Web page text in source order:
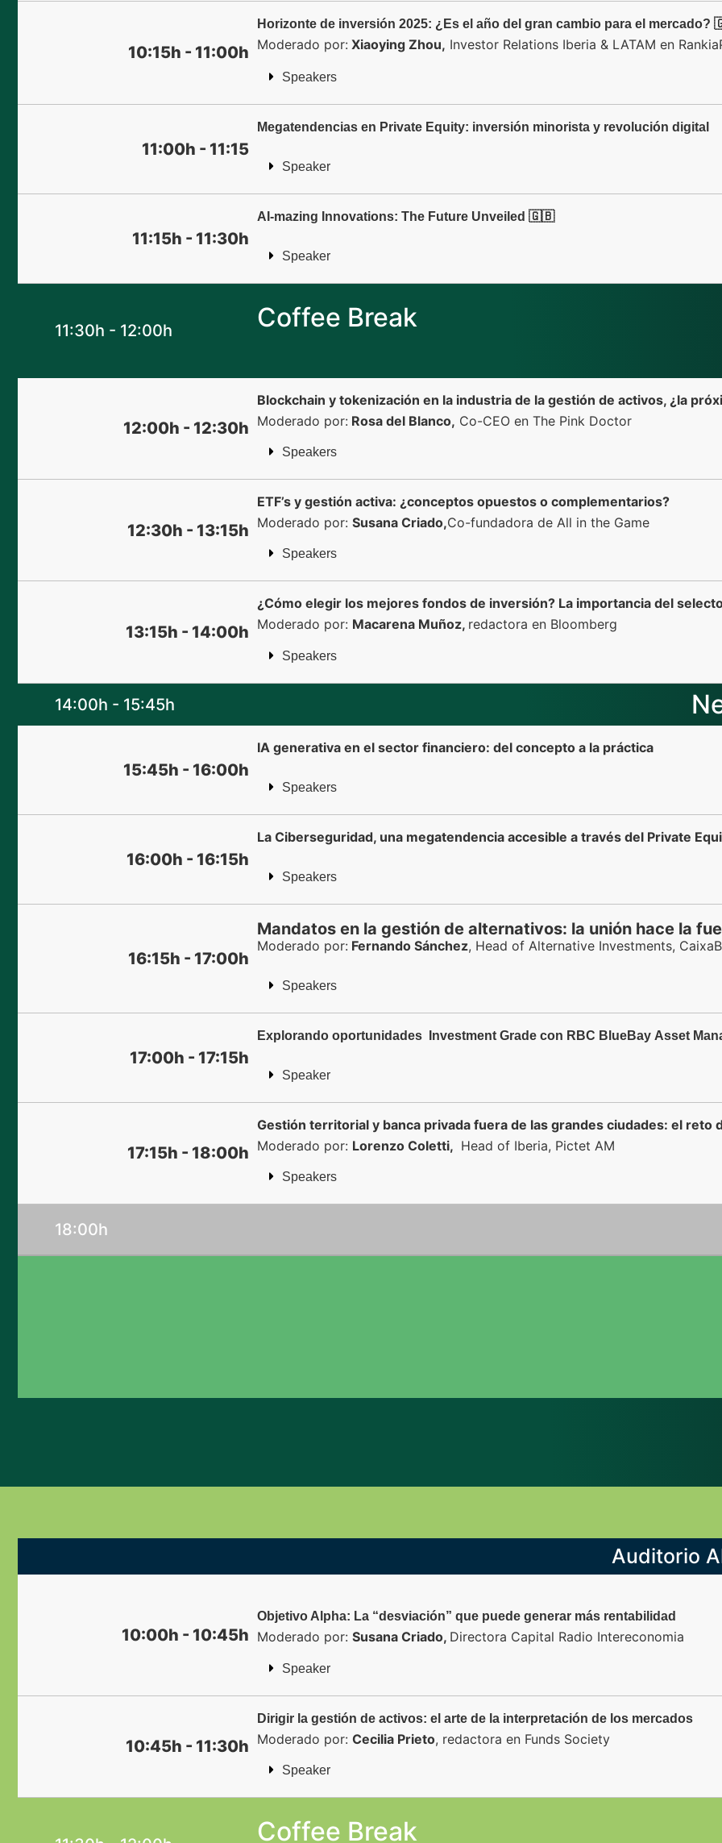
10:15h - 11:00h
Horizonte de inversión 2025: ¿Es el año del gran cambio para el mercado?
Moderado por: Xiaoying Zhou, Investor Relations Iberia & LATAM en
Speakers
11:00h - 11:15
Megatendencias en Private Equity: inversión minorista y revolución digital
Speaker
11:15h - 11:30h
AI-mazing Innovations: The Future Unveiled 🇬🇧
Speaker
11:30h - 12:00h Coffee Break
12:00h - 12:30h
Blockchain y tokenización en la industria de la gestión de activos, ¿la
Moderado por: Rosa del Blanco, Co-CEO en The Pink Doctor
Speakers
12:30h - 13:15h
ETF’s y gestión activa: ¿conceptos opuestos o complementarios?
Moderado por:Susana Criado,Co-fundadora de All in the Game
Speakers
13:15h - 14:00h
¿Cómo elegir los mejores fondos de inversión? La importancia del
Moderado por: Macarena Muñoz, redactora en Bloomberg
Speakers
14:00h - 15:45h
15:45h - 16:00h
IA generativa en el sector financiero: del concepto a la práctica
Speakers
16:00h - 16:15h
La Ciberseguridad, una megatendencia accesible a través del Private
Speakers
16:15h - 17:00h
Mandatos en la gestión de alternativos: la unión hace la
Moderado por: Fernando Sánchez, Head of Alternative Investments,
Speakers
17:00h - 17:15h
Explorando oportunidades Investment Grade con RBC BlueBay Asset
Speaker
17:15h - 18:00h
Gestión territorial y banca privada fuera de las grandes ciudades: el reto
Moderado por: Lorenzo Coletti, Head of Iberia, Pictet AM
Speakers
18:00h​
Auditorio
10:00h - 10:45h
Objetivo Alpha: La “desviación” que puede generar más rentabilidad
Moderado por:Susana Criado, Directora Capital Radio Intereconomia
Speaker
10:45h - 11:30h
Dirigir la gestión de activos: el arte de la interpretación de los mercados
Moderado por:Cecilia Prieto, redactora en Funds Society
Speaker
Coffee Break